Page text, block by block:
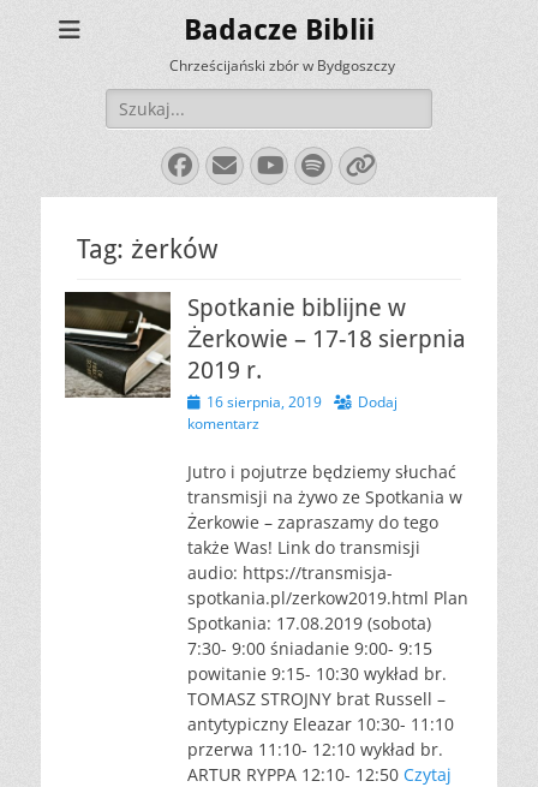
Badacze Biblii
Chrześcijański zbór w Bydgoszczy
Szukaj:
Facebook
E-
mail
YouTube
Spotify
Link
Tag: żerków
Spotkanie biblijne w
Żerkowie – 17-18 sierpnia
2019 r.
Opublikowano
16 sierpnia, 2019
Dodaj
komentarz
Jutro i pojutrze będziemy słuchać
transmisji na żywo ze Spotkania w
Żerkowie – zapraszamy do tego
także Was! Link do transmisji
audio: https://transmisja-
spotkania.pl/zerkow2019.html Plan
Spotkania: 17.08.2019 (sobota)
7:30- 9:00 śniadanie 9:00- 9:15
powitanie 9:15- 10:30 wykład br.
TOMASZ STROJNY brat Russell –
antytypiczny Eleazar 10:30- 11:10
przerwa 11:10- 12:10 wykład br.
ARTUR RYPPA 12:10- 12:50 Czytaj